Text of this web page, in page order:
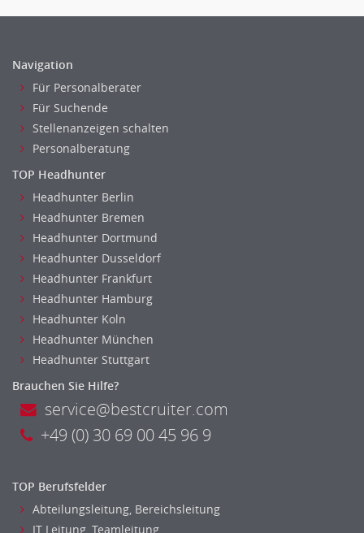
Navigation
Für Personalberater
Für Suchende
Stellenanzeigen schalten
Personalberatung
TOP Headhunter
Headhunter Berlin
Headhunter Bremen
Headhunter Dortmund
Headhunter Dusseldorf
Headhunter Frankfurt
Headhunter Hamburg
Headhunter Koln
Headhunter München
Headhunter Stuttgart
Brauchen Sie Hilfe?
service@bestcruiter.com
+49 (0) 30 69 00 45 96 9
TOP Berufsfelder
Abteilungsleitung, Bereichsleitung
IT Leitung, Teamleitung